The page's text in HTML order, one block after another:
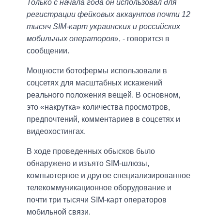
Только с начала года он использовал для
регистрации фейковых аккаунтов почти 12
тысяч SIM-карт украинских и российских
мобильных операторов», - говорится в
сообщении.
Мощности ботофермы использовали в
соцсетях для масштабных искажений
реального положения вещей. В основном,
это «накрутка» количества просмотров,
предпочтений, комментариев в соцсетях и
видеохостингах.
В ходе проведенных обысков было
обнаружено и изъято SIM-шлюзы,
компьютерное и другое специализированное
телекоммуникационное оборудование и
почти три тысячи SIM-карт операторов
мобильной связи.